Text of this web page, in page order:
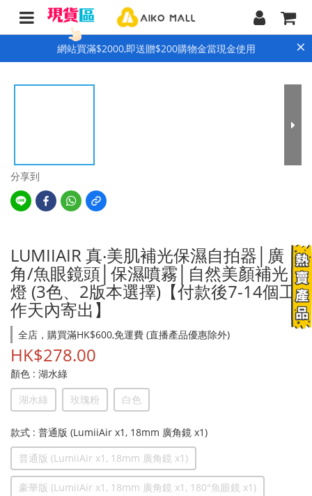
網站買滿$2000,即送贈$200購物金當現金使用 ×
分享到
LUMIIAIR 真‧美肌補光保濕自拍器│廣
角/魚眼鏡頭│保濕噴霧│自然美顏補光
燈 (3色、2版本選擇)【付款後7-14個工
作天內寄出】
全店，購買滿HK$600,免運費 (直播產品優惠除外)
HK$278.00
顏色 : 湖水綠
湖水綠
玫瑰粉 白色
款式 : 普通版 (LumiiAir x1, 18mm 廣角鏡 x1)
普通版 (LumiiAir x1, 18mm 廣角鏡 x1)
豪華版 (LumiiAir x1, 18mm 廣角鏡 x1, 180°魚眼鏡 x1)